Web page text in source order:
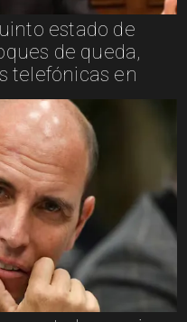
estado de
de queda,
telefónicas en